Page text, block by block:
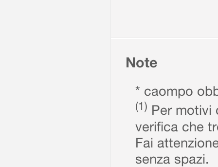
Note
* caompo
(1) Per motivi
verifica che
Fai
senza spazi.